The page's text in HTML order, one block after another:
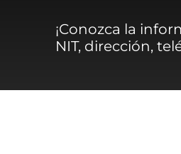
¡Conozca la
NIT, dirección,